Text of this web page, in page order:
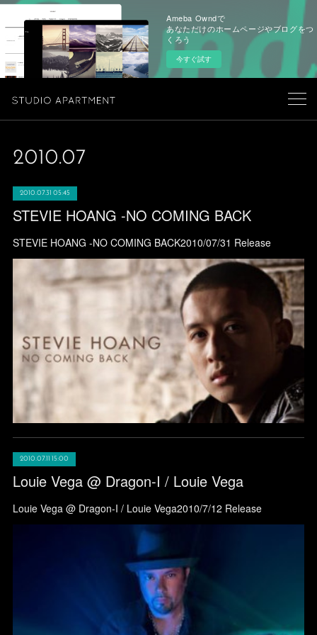
Ameba Owndで
あなただけのホームページやブログをつ
くろう
今すぐ試す
2010.07
2010.07.31 05:45
STEVIE HOANG -NO COMING BACK
STEVIE HOANG -NO COMING BACK2010/07/31 Release
2010.07.11 15:00
Louie Vega @ Dragon-I / Louie Vega
Louie Vega @ Dragon-I / Louie Vega2010/7/12 Release